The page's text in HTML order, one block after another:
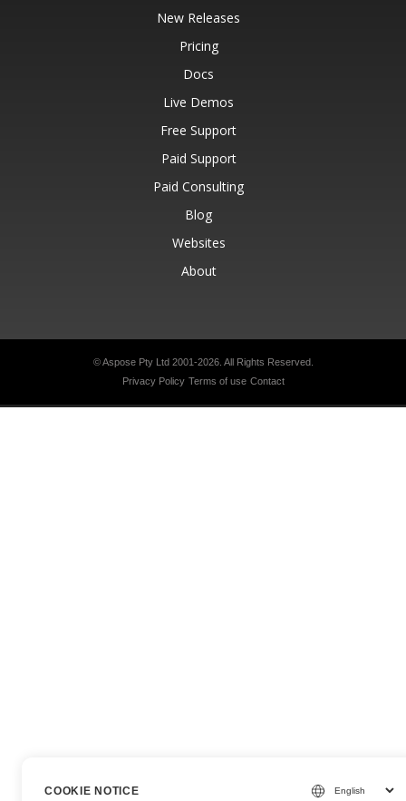
New Releases
Pricing
Docs
Live Demos
Free Support
Paid Support
Paid Consulting
Blog
Websites
About
© Aspose Pty Ltd 2001-2026. All Rights Reserved.
Privacy Policy Terms of use Contact
COOKIE NOTICE